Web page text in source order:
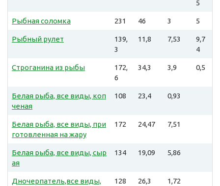
5
Рыбная соломка 231 46 3 5
Рыбный рулет
139,
3
11,8 7,53
9,7
4
Строганина из рыбы
172,
6
34,3 3,9 0,5
Белая рыба, все виды, коп
ченая
108 23,4 0,93
Белая рыба, все виды, при
готовленная на жару
172 24,47 7,51
Белая рыба, все виды, сыр
ая
134 19,09 5,86
Дночерпатель,все виды,
128 26,3 1,72